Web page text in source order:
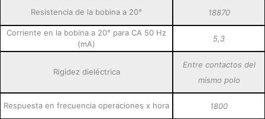
Resistencia de la bobina a 20° 18870
Corriente en la bobina a 20° para CA 50 Hz
(mA)
5,3
Rigidez dieléctrica
Entre contactos del
mismo polo
Respuesta en frecuencia operaciones x hora 1800